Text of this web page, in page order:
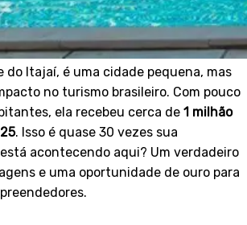
do Itajaí, é uma cidade pequena, mas
no turismo brasileiro. Com pouco
ela recebeu cerca de 1 milhão
. Isso é quase 30 vezes sua
acontecendo aqui? Um verdadeiro
e uma oportunidade de ouro para